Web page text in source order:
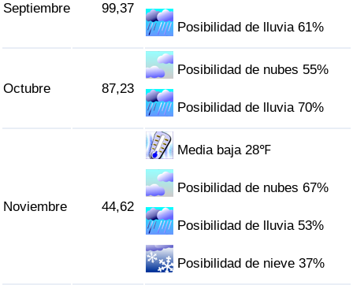
Septiembre 99,37
Posibilidad de lluvia 61%
Octubre 87,23
Posibilidad de nubes 55%
Posibilidad de lluvia 70%
Noviembre 44,62
Media baja 28℉
Posibilidad de nubes 67%
Posibilidad de lluvia 53%
Posibilidad de nieve 37%